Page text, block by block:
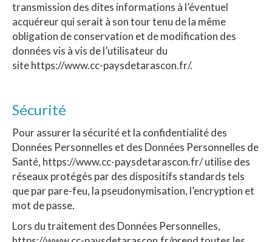
transmission des dites informations à l’éventuel
acquéreur qui serait à son tour tenu de la même
obligation de conservation et de modification des
données vis à vis de l’utilisateur du
site https://www.cc-paysdetarascon.fr/.
Sécurité
Pour assurer la sécurité et la confidentialité des
Données Personnelles et des Données Personnelles de
Santé, https://www.cc-paysdetarascon.fr/ utilise des
réseaux protégés par des dispositifs standards tels
que par pare-feu, la pseudonymisation, l’encryption et
mot de passe.
Lors du traitement des Données Personnelles,